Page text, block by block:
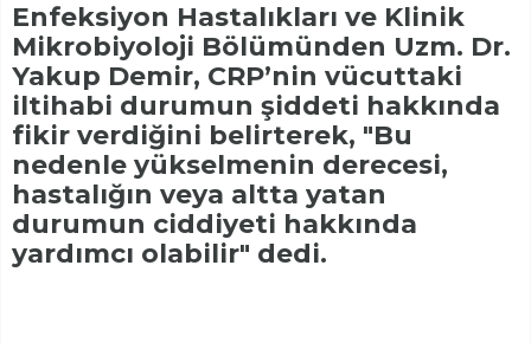
Enfeksiyon Hastalıkları ve Klinik
Mikrobiyoloji Bölümünden Uzm. Dr.
Yakup Demir, CRP’nin vücuttaki
iltihabi durumun şiddeti hakkında
fikir verdiğini belirterek, "Bu
nedenle yükselmenin derecesi,
hastalığın veya altta yatan
durumun ciddiyeti hakkında
yardımcı olabilir" dedi.